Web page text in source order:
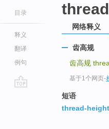
目录
释义
翻译
例句
网络释义
齿高规
齿高规
基于1个网页-
短语
thread-